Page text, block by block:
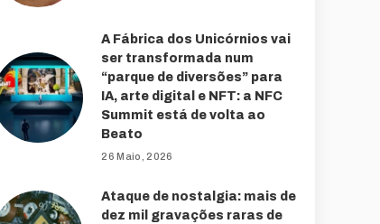
A Fábrica dos Unicórnios vai
ser transformada num
“parque de diversões” para
IA, arte digital e NFT: a NFC
Summit está de volta ao
Beato
26 Maio, 2026
Ataque de nostalgia: mais de
dez mil gravações raras de